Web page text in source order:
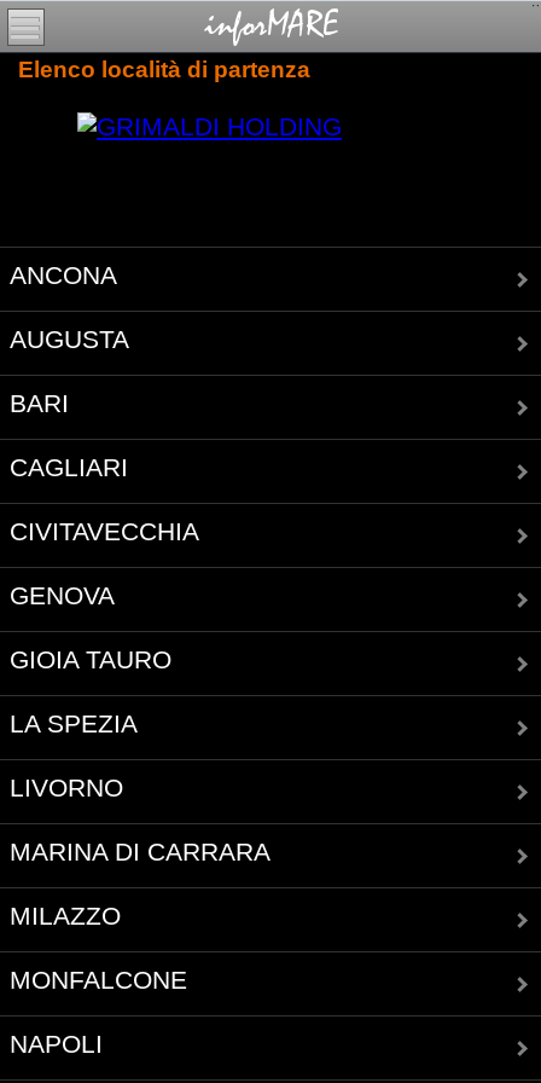
Elenco località di partenza
ANCONA
AUGUSTA
BARI
CAGLIARI
CIVITAVECCHIA
GENOVA
GIOIA TAURO
LA SPEZIA
LIVORNO
MARINA DI CARRARA
MILAZZO
MONFALCONE
NAPOLI